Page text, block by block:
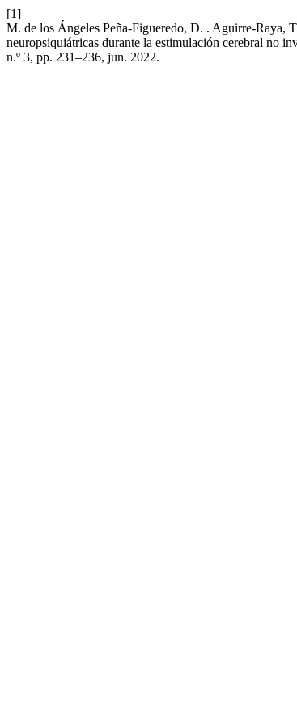
[1]
M. de los Ángeles Peña-Figueredo, D. . Aguirre-Raya,
neuropsiquiátricas durante la estimulación cerebral no
n.º 3, pp. 231–236, jun. 2022.